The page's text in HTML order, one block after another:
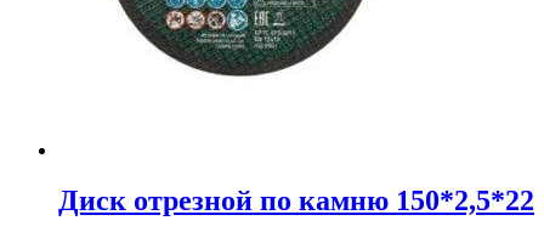
Диск отрезной по камню 150*2,5*22